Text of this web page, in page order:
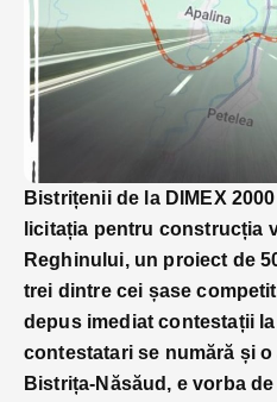
Bistrițenii de la DIMEX
licitația pentru construcția
Reghinului, un proiect de
trei dintre cei șase
depus imediat contestații
contestatari se numără și
Bistrița-Năsăud, e vorba